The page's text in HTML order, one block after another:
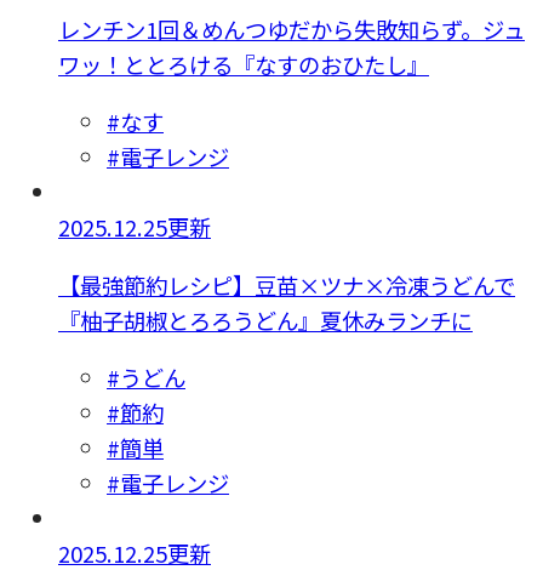
レンチン1回＆めんつゆだから失敗知らず。ジュ
ワッ！ととろける『なすのおひたし』
#なす
#電子レンジ
2025.12.25更新
【最強節約レシピ】豆苗×ツナ×冷凍うどんで
『柚子胡椒とろろうどん』夏休みランチに
#うどん
#節約
#簡単
#電子レンジ
2025.12.25更新